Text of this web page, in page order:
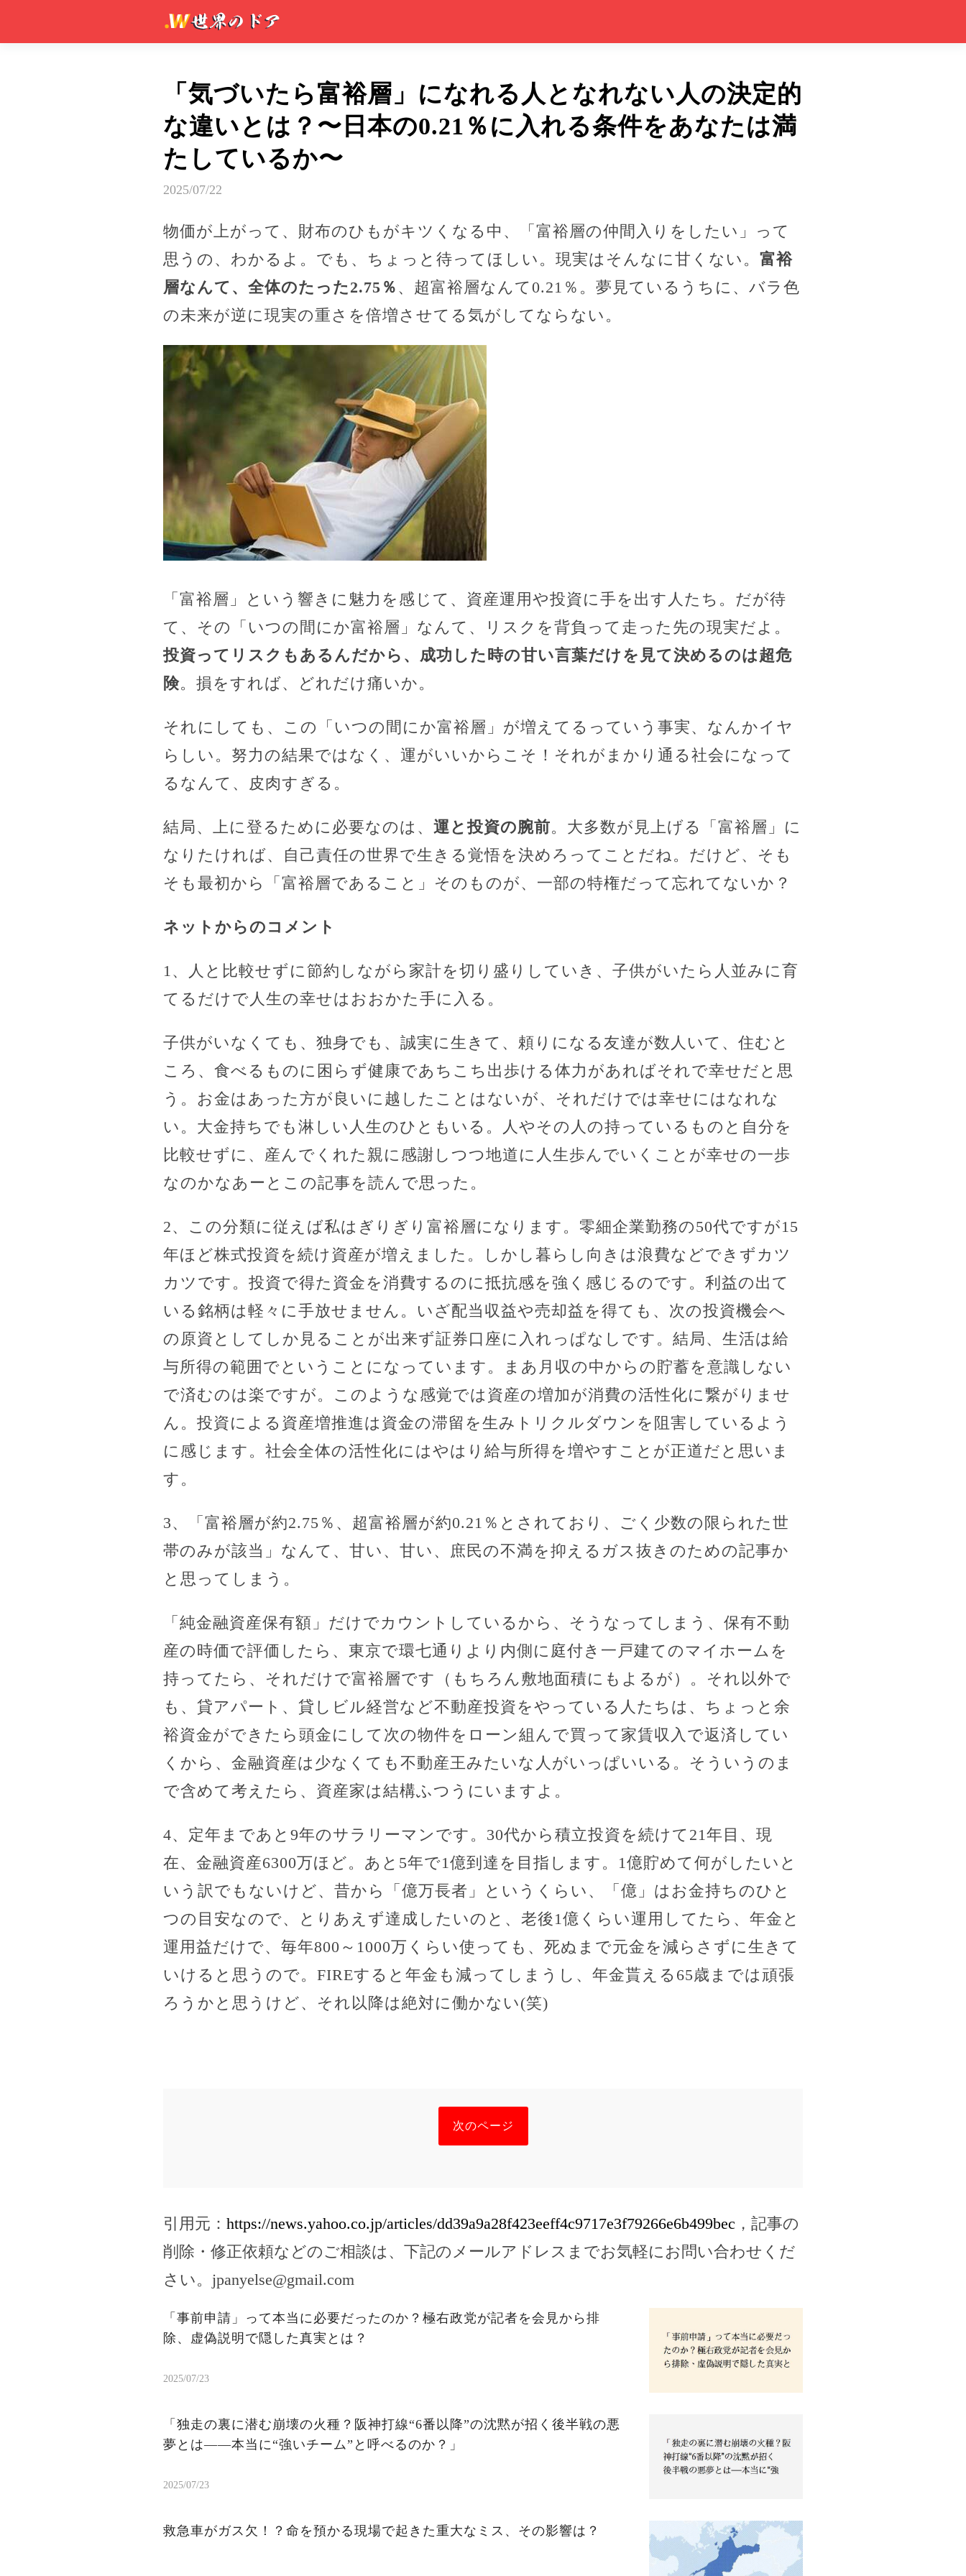
「気づいたら富裕層」になれる人となれない人の決定的
な違いとは？〜日本の0.21％に入れる条件をあなたは満
たしているか〜
2025/07/22
物価が上がって、財布のひもがキツくなる中、「富裕層の仲間入りをしたい」って
思うの、わかるよ。でも、ちょっと待ってほしい。現実はそんなに甘くない。 富裕
層なんて、全体のたった2.75％ 、超富裕層なんて0.21％。夢見ているうちに、バラ色
の未来が逆に現実の重さを倍増させてる気がしてならない。
「富裕層」という響きに魅力を感じて、資産運用や投資に手を出す人たち。だが待
て、その「いつの間にか富裕層」なんて、リスクを背負って走った先の現実だよ。
投資ってリスクもあるんだから、成功した時の甘い言葉だけを見て決めるのは超危
険。損をすれば、どれだけ痛いか。
それにしても、この「いつの間にか富裕層」が増えてるっていう事実、なんかイヤ
らしい。努力の結果ではなく、運がいいからこそ！それがまかり通る社会になって
るなんて、皮肉すぎる。
結局、上に登るために必要なのは、 運と投資の腕前。大多数が見上げる「富裕層」に
なりたければ、自己責任の世界で生きる覚悟を決めろってことだね。だけど、そも
そも最初から「富裕層であること」そのものが、一部の特権だって忘れてないか？
ネットからのコメント
1、人と比較せずに節約しながら家計を切り盛りしていき、子供がいたら人並みに育
てるだけで人生の幸せはおおかた手に入る。
子供がいなくても、独身でも、誠実に生きて、頼りになる友達が数人いて、住むと
ころ、食べるものに困らず健康であちこち出歩ける体力があればそれで幸せだと思
う。お金はあった方が良いに越したことはないが、それだけでは幸せにはなれな
い。大金持ちでも淋しい人生のひともいる。人やその人の持っているものと自分を
比較せずに、産んでくれた親に感謝しつつ地道に人生歩んでいくことが幸せの一歩
なのかなあーとこの記事を読んで思った。
2、この分類に従えば私はぎりぎり富裕層になります。零細企業勤務の50代ですが15
年ほど株式投資を続け資産が増えました。しかし暮らし向きは浪費などできずカツ
カツです。投資で得た資金を消費するのに抵抗感を強く感じるのです。利益の出て
いる銘柄は軽々に手放せません。いざ配当収益や売却益を得ても、次の投資機会へ
の原資としてしか見ることが出来ず証券口座に入れっぱなしです。結局、生活は給
与所得の範囲でということになっています。まあ月収の中からの貯蓄を意識しない
で済むのは楽ですが。このような感覚では資産の増加が消費の活性化に繋がりませ
ん。投資による資産増推進は資金の滞留を生みトリクルダウンを阻害しているよう
に感じます。社会全体の活性化にはやはり給与所得を増やすことが正道だと思いま
す。
3、「富裕層が約2.75％、超富裕層が約0.21％とされており、ごく少数の限られた世
帯のみが該当」なんて、甘い、甘い、庶民の不満を抑えるガス抜きのための記事か
と思ってしまう。
「純金融資産保有額」だけでカウントしているから、そうなってしまう、保有不動
産の時価で評価したら、東京で環七通りより内側に庭付き一戸建てのマイホームを
持ってたら、それだけで富裕層です（もちろん敷地面積にもよるが）。それ以外で
も、貸アパート、貸しビル経営など不動産投資をやっている人たちは、ちょっと余
裕資金ができたら頭金にして次の物件をローン組んで買って家賃収入で返済してい
くから、金融資産は少なくても不動産王みたいな人がいっぱいいる。そういうのま
で含めて考えたら、資産家は結構ふつうにいますよ。
4、定年まであと9年のサラリーマンです。30代から積立投資を続けて21年目、現
在、金融資産6300万ほど。あと5年で1億到達を目指します。1億貯めて何がしたいと
いう訳でもないけど、昔から「億万長者」というくらい、「億」はお金持ちのひと
つの目安なので、とりあえず達成したいのと、老後1億くらい運用してたら、年金と
運用益だけで、毎年800～1000万くらい使っても、死ぬまで元金を減らさずに生きて
いけると思うので。FIREすると年金も減ってしまうし、年金貰える65歳までは頑張
ろうかと思うけど、それ以降は絶対に働かない(笑)
次のページ
引用元： https://news.yahoo.co.jp/articles/dd39a9a28f423eeff4c9717e3f79266e6b499bec ，記事の
削除・修正依頼などのご相談は、下記のメールアドレスまでお気軽にお問い合わせくだ
さい。 jpanyelse@gmail.com
「事前申請」って本当に必要だったのか？極右政党が記者を会見から排
除、虚偽説明で隠した真実とは？
2025/07/23
「独走の裏に潜む崩壊の火種？阪神打線“6番以降”の沈黙が招く後半戦の悪
夢とは——本当に“強いチーム”と呼べるのか？」
2025/07/23
救急車がガス欠！？命を預かる現場で起きた重大なミス、その影響は？